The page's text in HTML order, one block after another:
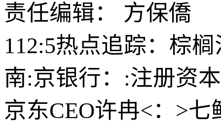
责任编辑： 方保僑
112:5热点追踪：棕
南:京银行：:注册资
京东CEO许冉<：>